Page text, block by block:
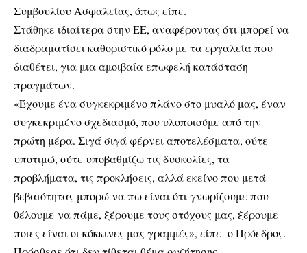
Συμβουλίου Ασφαλείας, όπως είπε.
Στάθηκε ιδιαίτερα στην ΕΕ, αναφέροντας ότι μπορεί να
διαδραματίσει καθοριστικό ρόλο με τα εργαλεία που
διαθέτει, για μια αμοιβαία επωφελή κατάσταση
πραγμάτων.
«Έχουμε ένα συγκεκριμένο πλάνο στο μυαλό μας, έναν
συγκεκριμένο σχεδιασμό, που υλοποιούμε από την
πρώτη μέρα. Σιγά σιγά φέρνει αποτελέσματα, ούτε
υποτιμώ, ούτε υποβαθμίζω τις δυσκολίες, τα
προβλήματα, τις προκλήσεις, αλλά εκείνο που μετά
βεβαιότητας μπορώ να πω είναι ότι γνωρίζουμε που
θέλουμε να πάμε, ξέρουμε τους στόχους μας, ξέρουμε
ποιες είναι οι κόκκινες μας γραμμές», είπε ο Πρόεδρος.